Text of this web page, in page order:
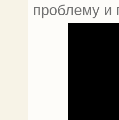
проблему и